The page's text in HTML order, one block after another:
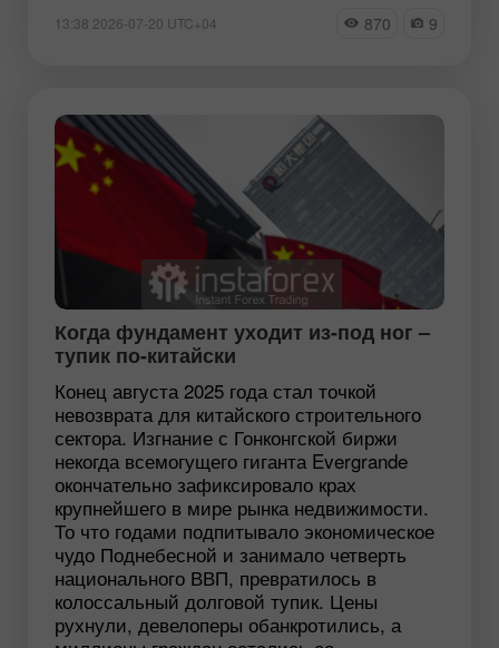
13:38 2026-07-20 UTC+04 870 9
Когда фундамент уходит из-под ног –
тупик по-китайски
Конец августа 2025 года стал точкой
невозврата для китайского строительного
сектора. Изгнание с Гонконгской биржи
некогда всемогущего гиганта Evergrande
окончательно зафиксировало крах
крупнейшего в мире рынка недвижимости.
То что годами подпитывало экономическое
чудо Поднебесной и занимало четверть
национального ВВП, превратилось в
колоссальный долговой тупик. Цены
рухнули, девелоперы обанкротились, а